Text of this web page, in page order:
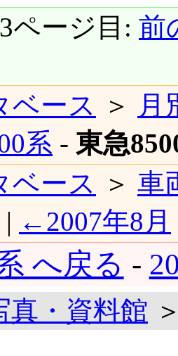
ページ目: 前
ベース
＞
月
系 - 東急
ベース
＞ 車
| ←2007年8月
へ戻る -
真・資料館